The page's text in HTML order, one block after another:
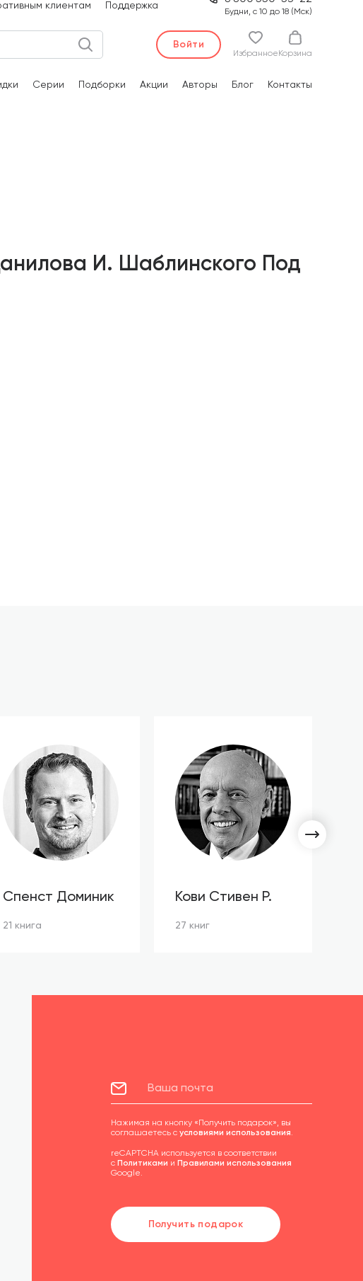
клиентам Поддержка
Будни, с 10 до 18 (Мск)
Войти
Избранное Корзина
Серии Подборки Акции Авторы Блог Контакты
И. Шаблинского Под
Спенст Доминик
21 книга
Кови Стивен Р.
27 книг
Нажимая на кнопку «Получить подарок», вы
соглашаетесь с условиями использования.
reCAPTCHA используется в соответствии
с Политиками и Правилами использования
Google.
Получить подарок